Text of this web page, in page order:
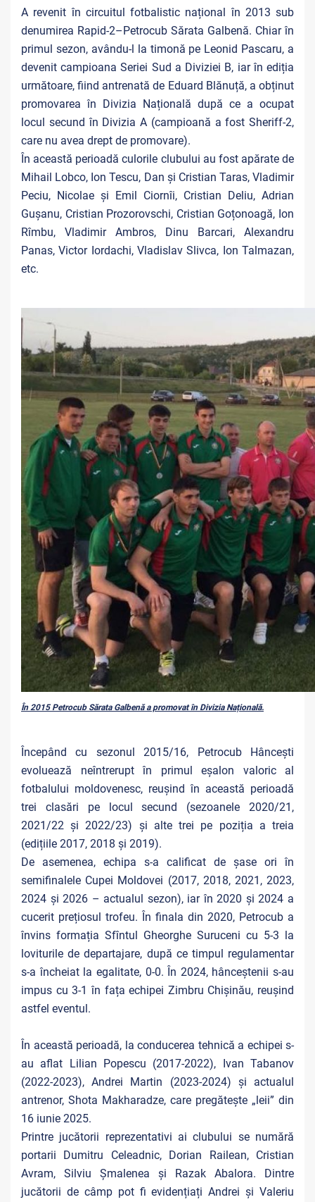
A revenit în circuitul fotbalistic național în 2013 sub
denumirea Rapid-2–Petrocub Sărata Galbenă. Chiar în
primul sezon, avându-l la timonă pe Leonid Pascaru, a
devenit campioana Seriei Sud a Diviziei B, iar în ediția
următoare, fiind antrenată de Eduard Blănuță, a obținut
promovarea în Divizia Națională după ce a ocupat
locul secund în Divizia A (campioană a fost Sheriff-2,
care nu avea drept de promovare).
În această perioadă culorile clubului au fost apărate de
Mihail Lobco, Ion Tescu, Dan și Cristian Taras, Vladimir
Peciu, Nicolae și Emil Ciornîi, Cristian Deliu, Adrian
Gușanu, Cristian Prozorovschi, Cristian Goțonoagă, Ion
Rîmbu, Vladimir Ambros, Dinu Barcari, Alexandru
Panas, Victor Iordachi, Vladislav Slivca, Ion Talmazan,
etc.
În 2015 Petrocub Sărata Galbenă a promovat în Divizia Națională.
Începând cu sezonul 2015/16, Petrocub Hâncești
evoluează neîntrerupt în primul eșalon valoric al
fotbalului moldovenesc, reușind în această perioadă
trei clasări pe locul secund (sezoanele 2020/21,
2021/22 și 2022/23) și alte trei pe poziția a treia
(edițiile 2017, 2018 și 2019).
De asemenea, echipa s-a calificat de șase ori în
semifinalele Cupei Moldovei (2017, 2018, 2021, 2023,
2024 și 2026 – actualul sezon), iar în 2020 și 2024 a
cucerit prețiosul trofeu. În finala din 2020, Petrocub a
învins formația Sfîntul Gheorghe Suruceni cu 5-3 la
loviturile de departajare, după ce timpul regulamentar
s-a încheiat la egalitate, 0-0. În 2024, hânceștenii s-au
impus cu 3-1 în fața echipei Zimbru Chișinău, reușind
astfel eventul.
În această perioadă, la conducerea tehnică a echipei s-
au aflat Lilian Popescu (2017-2022), Ivan Tabanov
(2022-2023), Andrei Martin (2023-2024) și actualul
antrenor, Shota Makharadze, care pregătește „leii” din
16 iunie 2025.
Printre jucătorii reprezentativi ai clubului se numără
portarii Dumitru Celeadnic, Dorian Railean, Cristian
Avram, Silviu Șmalenea și Razak Abalora. Dintre
jucătorii de câmp pot fi evidențiați Andrei și Valeriu